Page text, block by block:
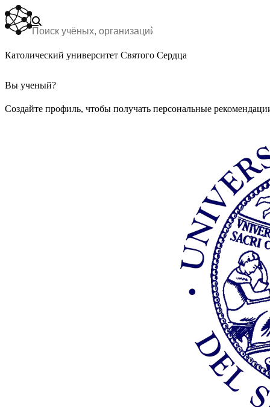
Католический университет Святого Сердца
Вы ученый?
Создайте профиль, чтобы получать персональные